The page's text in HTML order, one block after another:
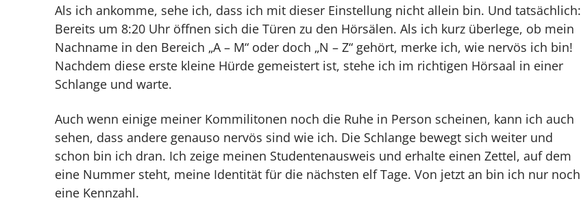
Verpflegung, Reinschriftpapier und Gesetze
Den Prüfungsstart gelassen meistern
Prüfungszeit: die ersten Minuten der Klausur
Jura-Examen Woche 2: Der Endspurt
Das große Finale – die letzte Klausur im Jura Examen
Jura Examen – Mein Fazit
Als ich ankomme, sehe ich, dass ich mit dieser Einstellung nicht allein bin. Und tatsächlich:
Bereits um 8:20 Uhr öffnen sich die Türen zu den Hörsälen. Als ich kurz überlege, ob mein
Nachname in den Bereich „A – M“ oder doch „N – Z“ gehört, merke ich, wie nervös ich bin!
Nachdem diese erste kleine Hürde gemeistert ist, stehe ich im richtigen Hörsaal in einer
Schlange und warte.
Auch wenn einige meiner Kommilitonen noch die Ruhe in Person scheinen, kann ich auch
sehen, dass andere genauso nervös sind wie ich. Die Schlange bewegt sich weiter und
schon bin ich dran. Ich zeige meinen Studentenausweis und erhalte einen Zettel, auf dem
eine Nummer steht, meine Identität für die nächsten elf Tage. Von jetzt an bin ich nur noch
eine Kennzahl.